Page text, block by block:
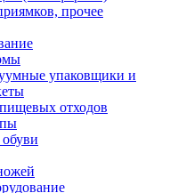
прочее
упаковщики и
отходов